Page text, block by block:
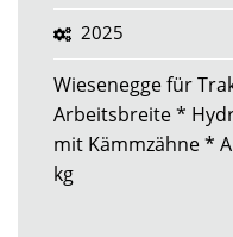
2025
Wiesenegge für
Arbeitsbreite *
mit Kämmzähne *
kg